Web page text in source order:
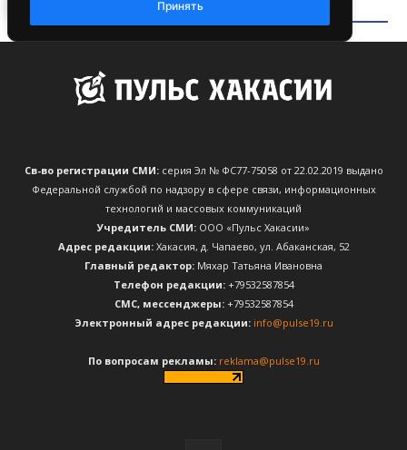
Св-во регистрации СМИ:серия Эл № ФС77-75058 от 22.02.2019 выдано
Федеральной службой по надзору в сфере связи, информационных
технологий и массовых коммуникаций
Учредитель СМИ: ООО «Пульс Хакасии»
Адрес редакции:Хакасия, д. Чапаево, ул. Абаканская, 52
Главный редактор: Мяхар Татьяна Ивановна
Телефон редакции:+79532587854
CМС, мессенджеры:+79532587854
Электронный адрес редакции: info@pulse19.ru
По вопросам рекламы: reklama@pulse19.ru